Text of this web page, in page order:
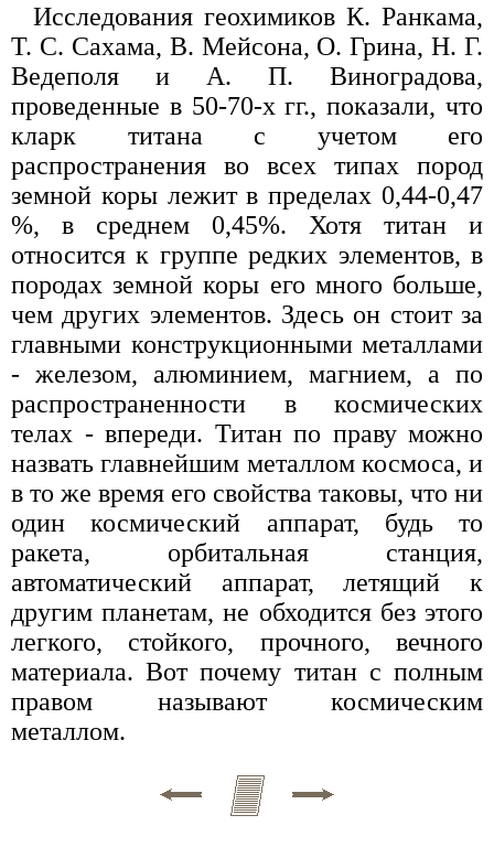
Исследования геохимиков К. Ранкама,
Т. С. Сахама, В. Мейсона, О. Грина, Н. Г.
Ведеполя и А. П. Виноградова,
проведенные в 50-70-х гг., показали, что
кларк титана с учетом его
распространения во всех типах пород
земной коры лежит в пределах 0,44-0,47
%, в среднем 0,45%. Хотя титан и
относится к группе редких элементов, в
породах земной коры его много больше,
чем других элементов. Здесь он стоит за
главными конструкционными металлами
- железом, алюминием, магнием, а по
распространенности в космических
телах - впереди. Титан по праву можно
назвать главнейшим металлом космоса, и
в то же время его свойства таковы, что ни
один космический аппарат, будь то
ракета, орбитальная станция,
автоматический аппарат, летящий к
другим планетам, не обходится без этого
легкого, стойкого, прочного, вечного
материала. Вот почему титан с полным
правом называют космическим
металлом.